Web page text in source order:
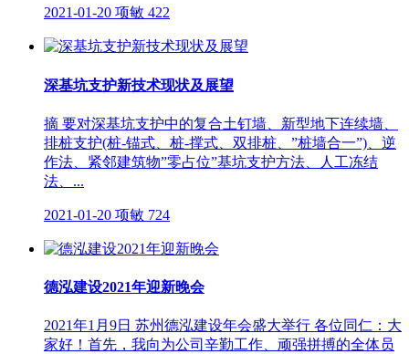
2021-01-20 项敏 422
深基坑支护新技术现状及展望
摘 要对深基坑支护中的复合土钉墙、新型地下连续墙、
排桩支护(桩-锚式、桩-撑式、双排桩、”桩墙合一”)、逆
作法、紧邻建筑物”零占位”基坑支护方法、人工冻结
法、...
2021-01-20 项敏 724
德泓建设2021年迎新晚会
2021年1月9日 苏州德泓建设年会盛大举行 各位同仁：大
家好！首先，我向为公司辛勤工作、顽强拼搏的全体员